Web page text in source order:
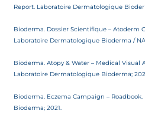
Report. Laboratoire Dermatologique
Bioderma. Dossier Scientifique – Atoderm
Laboratoire Dermatologique Bioderma /
Bioderma. Atopy & Water – Medical Visual
Laboratoire Dermatologique Bioderma;
Bioderma. Eczema Campaign –
Bioderma; 2021.